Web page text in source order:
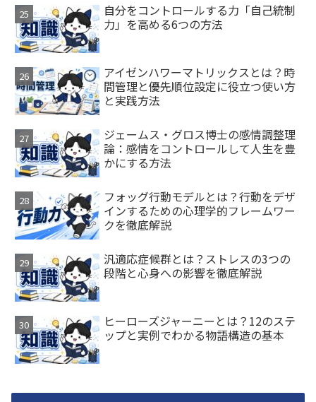
自分をコントロールする力「自己統制
力」を高める6つの方法
アイゼンハワーマトリックスとは？時
間管理と優先順位設定に役立つ使い方
と実践方法
ジェームス・グロス博士の感情調整理
論：感情をコントロールして人生を豊
かにする方法
フォッグ行動モデルとは？行動をデザ
インするための心理学的フレームワー
クを徹底解説
汎適応症候群とは？ストレスの3つの
段階と心身への影響を徹底解説
ヒーローズジャーニーとは？12のステ
ップと実例でわかる物語構造の基本